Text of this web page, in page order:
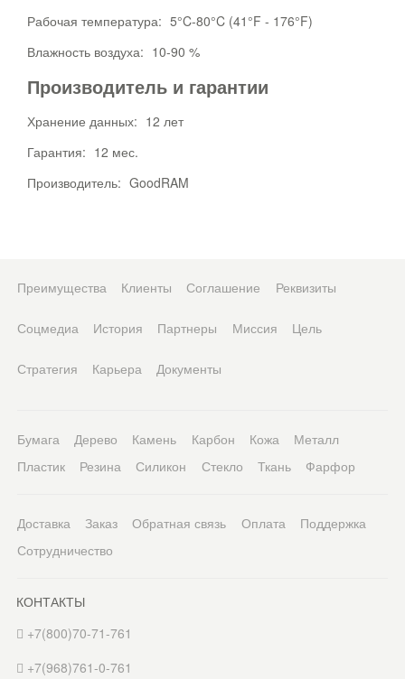
Рабочая температура: 5°C-80°C (41°F - 176°F)
Влажность воздуха: 10-90 %
Производитель и гарантии
Хранение данных: 12 лет
Гарантия: 12 мес.
Производитель: GoodRAM
Преимущества Клиенты Соглашение Реквизиты
Соцмедиа История Партнеры Миссия Цель
Стратегия Карьера Документы
Бумага Дерево Камень Карбон Кожа
Металл
Пластик
Резина Силикон Стекло Ткань Фарфор
Доставка Заказ Обратная связь Оплата
Поддержка
Сотрудничество
КОНТАКТЫ
+7(800)70-71-761
+7(968)761-0-761